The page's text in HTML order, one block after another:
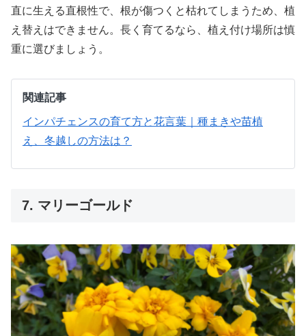
直に生える直根性で、根が傷つくと枯れてしまうため、植
え替えはできません。長く育てるなら、植え付け場所は慎
重に選びましょう。
関連記事
インパチェンスの育て方と花言葉｜種まきや苗植
え、冬越しの方法は？
7. マリーゴールド